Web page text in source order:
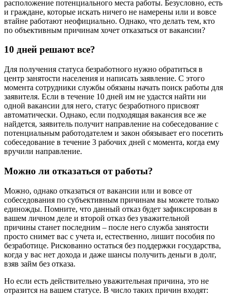
расположение потенциального места работы. Безусловно, есть
и граждане, которые искать ничего не намерены или и вовсе
втайне работают неофициально. Однако, что делать тем, кто
по объективным причинам хочет отказаться от вакансии?
10 дней решают все?
Для получения статуса безработного нужно обратиться в
центр занятости населения и написать заявление. С этого
момента сотрудники службы обязаны начать поиск работы для
заявителя. Если в течение 10 дней им не удастся найти ни
одной вакансии для него, статус безработного присвоят
автоматически. Однако, если подходящая вакансия все же
найдется, заявитель получит направление на собеседование с
потенциальным работодателем и закон обязывает его посетить
собеседование в течение 3 рабочих дней с момента, когда ему
вручили направление.
Можно ли отказаться от работы?
Можно, однако отказаться от вакансии или и вовсе от
собеседования по субъективным причинам вы можете только
единожды. Помните, что данный отказ будет зафиксирован в
вашем личном деле и второй отказ без уважительной
причины станет последним – после него служба занятости
просто снимет вас с учета и, естественно, лишит пособия по
безработице. Рискованно остаться без поддержки государства,
когда у вас нет дохода и даже шансы получить деньги в долг,
взяв займ без отказа.
Но если есть действительно уважительная причина, это не
отразится на вашем статусе. В число таких причин входят: